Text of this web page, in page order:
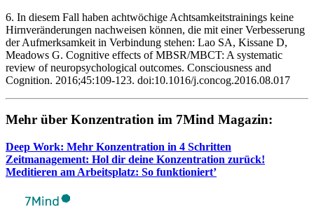
6. In diesem Fall haben achtwöchige Achtsamkeitstrainings keine
Hirnveränderungen nachweisen können, die mit einer Verbesserung
der Aufmerksamkeit in Verbindung stehen: Lao SA, Kissane D,
Meadows G. Cognitive effects of MBSR/MBCT: A systematic
review of neuropsychological outcomes. Consciousness and
Cognition. 2016;45:109-123. doi:10.1016/j.concog.2016.08.017
Mehr über Kon­zen­tra­tion im 7Mind Maga­zin:
Deep Work: Mehr Kon­zen­tra­tion in 4 Schrit­ten
Zeit­ma­nage­ment: Hol dir deine Kon­zen­tra­tion zurück!
Medi­tie­ren am Arbeits­platz: So funktioniert’